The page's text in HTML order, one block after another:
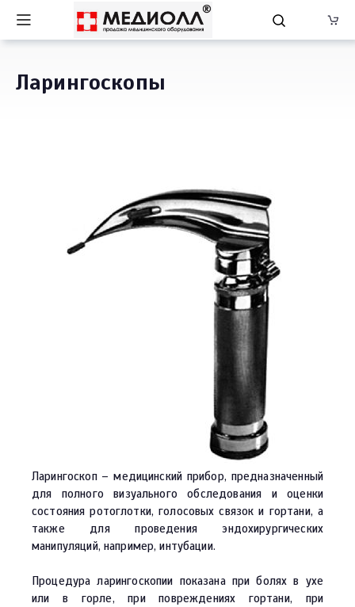
Ларингоскопы
Ларингоскоп – медицинский прибор, предназначенный
для полного визуального обследования и оценки
состояния ротоглотки, голосовых связок и гортани, а
также для проведения эндохирургических
манипуляций, например, интубации.
Процедура ларингоскопии показана при болях в ухе
или в горле, при повреждениях гортани, при